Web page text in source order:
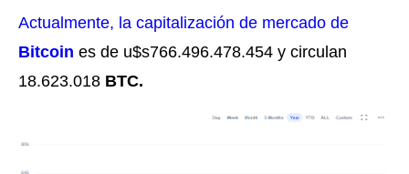
Actualmente, la capitalización de mercado de
Bitcoin es de u$s766.496.478.454 y circulan
18.623.018 BTC.